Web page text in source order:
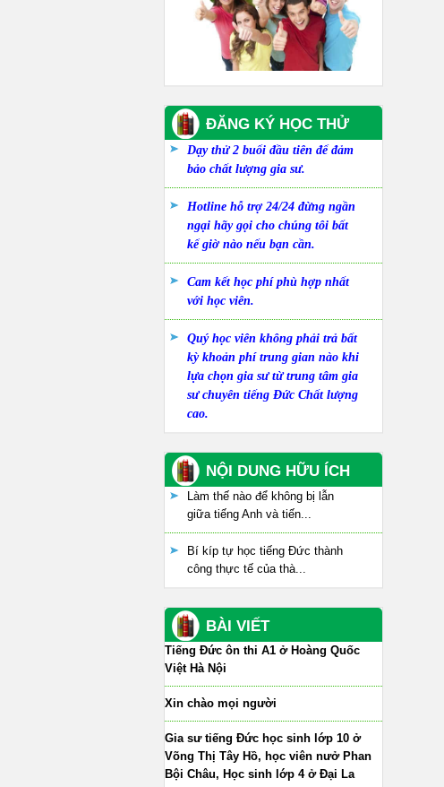
ĐĂNG KÝ HỌC THỬ
Dạy thử 2 buổi đầu tiên để đảm
bảo chất lượng gia sư.
Hotline hỗ trợ 24/24 đừng ngần
ngại hãy gọi cho chúng tôi bất
kể giờ nào nếu bạn cần.
Cam kết học phí phù hợp nhất
với học viên.
Quý học viên không phải trả bất
kỳ khoản phí trung gian nào khi
lựa chọn gia sư từ trung tâm gia
sư chuyên tiếng Đức Chất lượng
cao.
NỘI DUNG HỮU ÍCH
Làm thế nào để không bị lẫn
giữa tiếng Anh và tiến...
Bí kíp tự học tiếng Đức thành
công thực tế của thà...
BÀI VIẾT
Tiếng Đức ôn thi A1 ở Hoàng Quốc
Việt Hà Nội
Xin chào mọi người
Gia sư tiếng Đức học sinh lớp 10 ở
Võng Thị Tây Hồ, học viên nưở Phan
Bội Châu, Học sinh lớp 4 ở Đại La